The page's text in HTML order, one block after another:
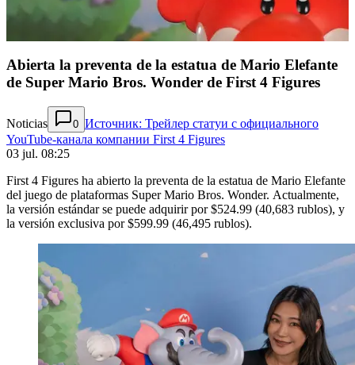
Abierta la preventa de la estatua de Mario Elefante
de Super Mario Bros. Wonder de First 4 Figures
Noticias 0 Источник: Трейлер статуи с официального
YouTube-канала компании First 4 Figures
03 jul. 08:25
First 4 Figures ha abierto la preventa de la estatua de Mario Elefante
del juego de plataformas Super Mario Bros. Wonder. Actualmente,
la versión estándar se puede adquirir por $524.99 (40,683 rublos), y
la versión exclusiva por $599.99 (46,495 rublos).